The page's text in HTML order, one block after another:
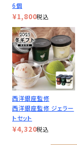
6個
¥1,800税込
西洋銀座監修
西洋銀座監修 ジェラー
トセット
¥4,320税込